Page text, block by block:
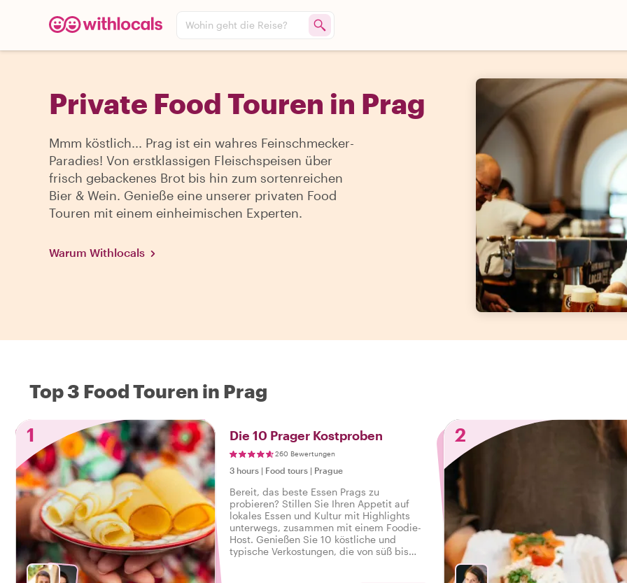
Wohin geht die Reise?
Private Food Touren in Prag
Mmm köstlich... Prag ist ein wahres Feinschmecker-
Paradies! Von erstklassigen Fleischspeisen über
frisch gebackenes Brot bis hin zum sortenreichen
Bier & Wein. Genieße eine unserer privaten Food
Touren mit einem einheimischen Experten.
Warum Withlocals
Top 3 Food Touren in Prag
1
Die 10 Prager Kostproben
260 Bewertungen
3 hours | Food tours | Prague
Bereit, das beste Essen Prags zu
probieren? Stillen Sie Ihren Appetit auf
lokales Essen und Kultur mit Highlights
unterwegs, zusammen mit einem Foodie-
Host. Genießen Sie 10 köstliche und
typische Verkostungen, die von süß bis
2